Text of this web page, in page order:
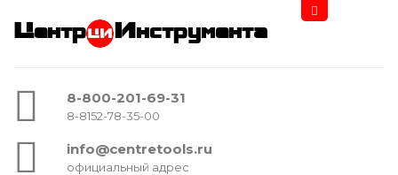
Центр Инструмента
8-800-201-69-31
8-8152-78-35-00
info@centretools.ru
официальный адрес